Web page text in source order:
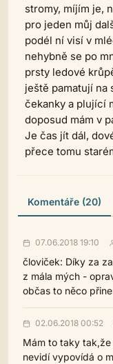
stromy, míjím je,
pro jeden můj
podél ní visí v
nehybně se po
prsty ledové
ještě pamatují na
čekanky a plující
doposud mám v
Je čas jít dál,
přece tomu
Komentáře (20)
07.06.2018 19:10
človiček: Díky za
z mála mých -
občas to něco
02.06.2018 00:52
Mám to taky
nevidí vypovídá o